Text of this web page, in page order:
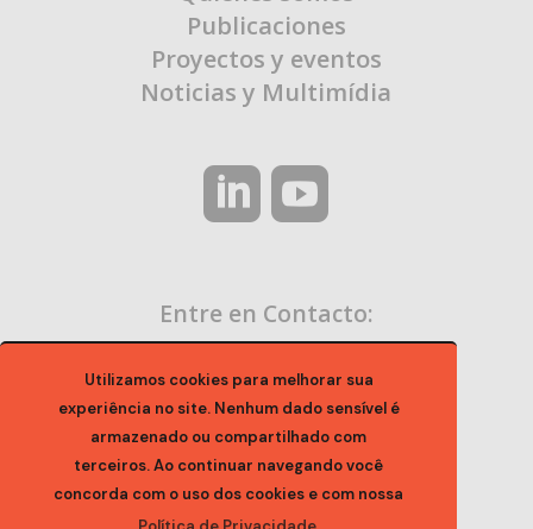
Utilizamos cookies para melhorar sua
experiência no site. Nenhum dado sensível é
armazenado ou compartilhado com
terceiros. Ao continuar navegando você
concorda com o uso dos cookies e com nossa
Publicaciones
Proyectos y eventos
Noticias y Multimídia
Entre en Contacto:
contato@ocaa.org.br